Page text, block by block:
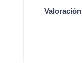
Valoración